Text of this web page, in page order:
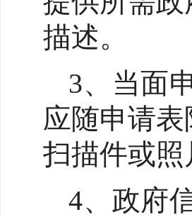
描述。
3、当面
应随申请
扫描件或照
4、政府